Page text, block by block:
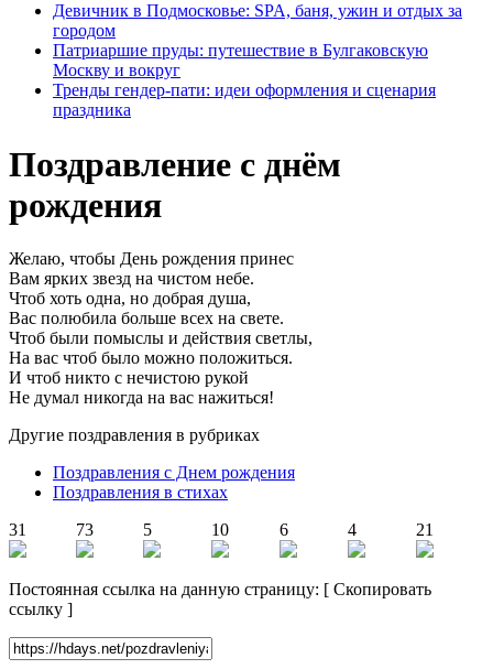
Девичник в Подмосковье: SPA, баня, ужин и отдых за
городом
Патриаршие пруды: путешествие в Булгаковскую
Москву и вокруг
Тренды гендер-пати: идеи оформления и сценария
праздника
Поздравление с днём
рождения
Желаю, чтобы День рождения принес
Вам ярких звезд на чистом небе.
Чтоб хоть одна, но добрая душа,
Вас полюбила больше всех на свете.
Чтоб были помыслы и действия светлы,
На вас чтоб было можно положиться.
И чтоб никто с нечистою рукой
Не думал никогда на вас нажиться!
Другие поздравления в рубриках
Поздравления с Днем рождения
Поздравления в стихах
31
73 5 10 6 4 21
Постоянная ссылка на данную страницу: [ Скопировать
ссылку ]